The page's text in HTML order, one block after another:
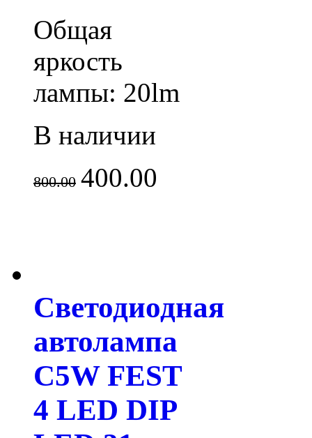
Общая
яркость
лампы: 20lm
В наличии
800.00 400.00
Светодиодная
автолампа
C5W FEST
4 LED DIP